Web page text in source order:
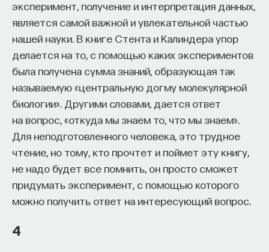
эксперимент, получение и интерпретация данных,
является самой важной и увлекательной частью
нашей науки. В книге Стента и Калиндера упор
делается на то, с помощью каких экспериментов
была получена сумма знаний, образующая так
называемую «центральную догму молекулярной
биологии». Другими словами, дается ответ
на вопрос, «откуда мы знаем то, что мы знаем».
Для неподготовленного человека, это трудное
чтение, но тому, кто прочтет и поймет эту книгу,
не надо будет все помнить, он просто сможет
придумать эксперимент, с помощью которого
можно получить ответ на интересующий вопрос.
4